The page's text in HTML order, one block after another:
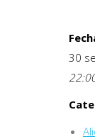
30